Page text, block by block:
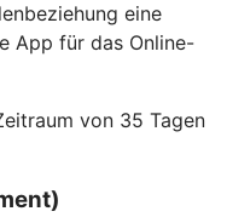
eine
App für das Online-
von 35 Tagen